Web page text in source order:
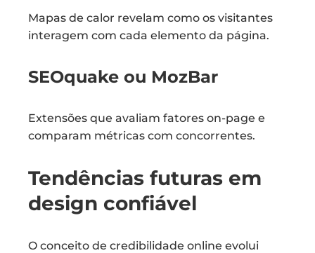
Mapas de calor revelam como os visitantes
interagem com cada elemento da página.
SEOquake ou MozBar
Extensões que avaliam fatores on-page e
comparam métricas com concorrentes.
Tendências futuras em
design confiável
O conceito de credibilidade online evolui